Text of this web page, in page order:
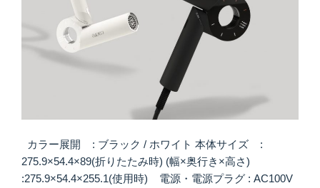
カラー展開 : ブラック / ホワイト 本体サイズ :
275.9×54.4×89(折りたたみ時) (幅×奥行き×高さ)
:275.9×54.4×255.1(使用時) 電源・電源プラグ : AC100V